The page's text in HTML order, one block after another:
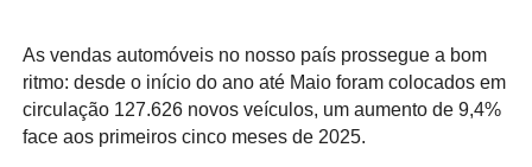
As vendas automóveis no nosso país prossegue a bom
ritmo: desde o início do ano até Maio foram colocados em
circulação 127.626 novos veículos, um aumento de 9,4%
face aos primeiros cinco meses de 2025.